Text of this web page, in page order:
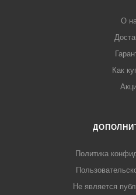
О
Как
Политика
Не является